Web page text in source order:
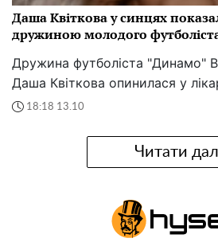
Даша Квіткова у синцях
дружиною молодого
Дружина футболіста "Динамо"
Даша Квіткова опинилася у
18:18 13.10
Читати